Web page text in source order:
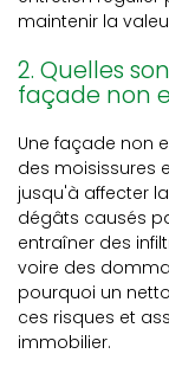
maintenir la
2. Quelles
façade non
Une façade non
des moisissures
jusqu'à affecter
dégâts causés
entraîner des
voire des
pourquoi un
ces risques et
immobilier.